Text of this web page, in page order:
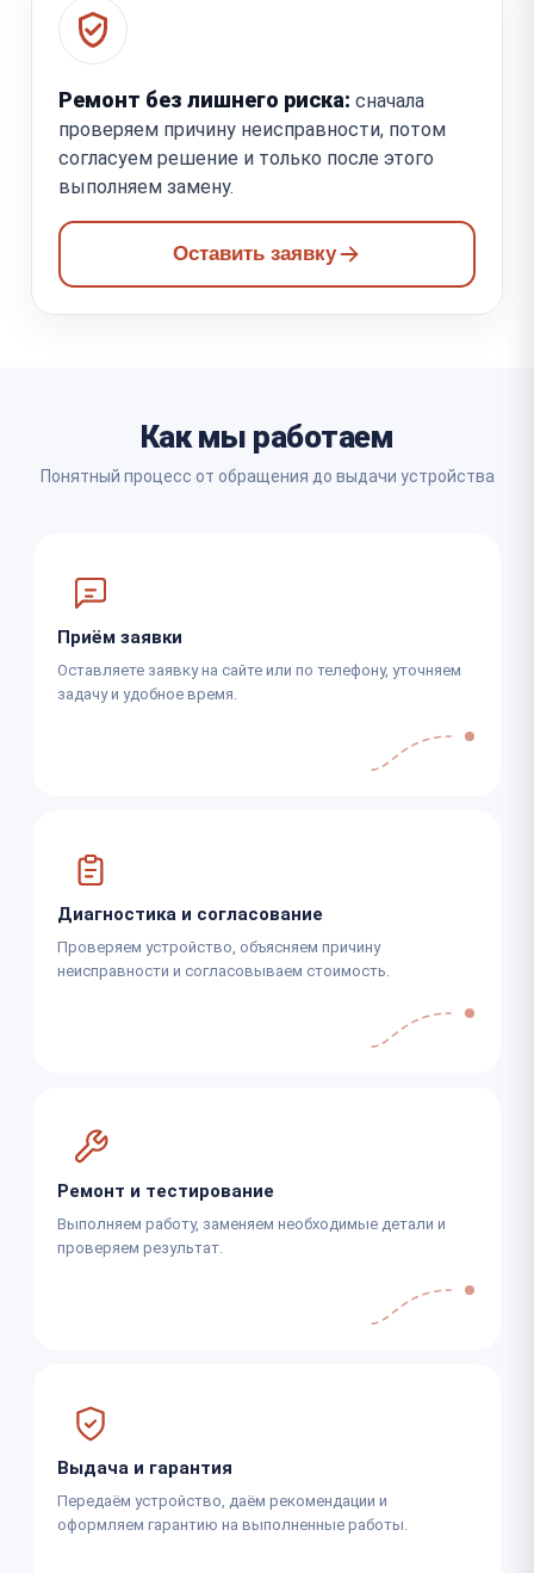
Ремонт без лишнего риска: сначала
проверяем причину неисправности, потом
согласуем решение и только после этого
выполняем замену.
Оставить заявку
Как мы работаем
Понятный процесс от обращения до выдачи устройства
Приём заявки
Оставляете заявку на сайте или по телефону, уточняем
задачу и удобное время.
Диагностика и согласование
Проверяем устройство, объясняем причину
неисправности и согласовываем стоимость.
Ремонт и тестирование
Выполняем работу, заменяем необходимые детали и
проверяем результат.
Выдача и гарантия
Передаём устройство, даём рекомендации и
оформляем гарантию на выполненные работы.